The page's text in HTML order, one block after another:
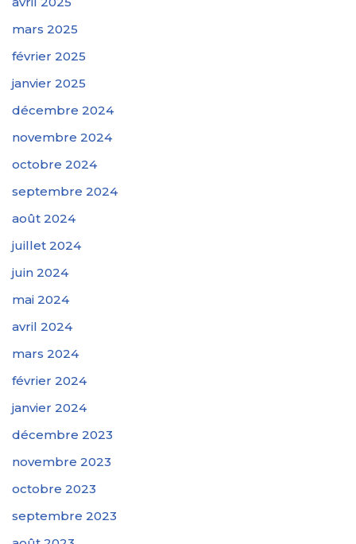
mars 2025
février 2025
janvier 2025
décembre 2024
novembre 2024
octobre 2024
septembre 2024
août 2024
juillet 2024
juin 2024
mai 2024
avril 2024
mars 2024
février 2024
janvier 2024
décembre 2023
novembre 2023
octobre 2023
septembre 2023